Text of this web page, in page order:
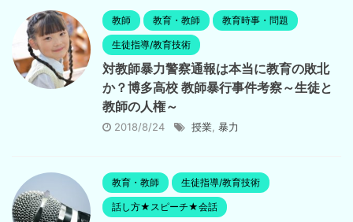
教師 教育・教師 教育時事・問題
生徒指導/教育技術
対教師暴力警察通報は本当に教育の敗北
か？博多高校 教師暴行事件考察～生徒と
教師の人権～
2018/8/24 授業 暴力
教育・教師 生徒指導/教育技術
話し方★スピーチ★会話